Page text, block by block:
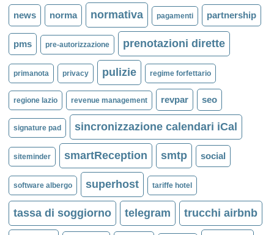
news norma normativa pagamenti partnership
pms pre-autorizzazione prenotazioni dirette
primanota privacy pulizie regime forfettario
regione lazio revenue management revpar seo
signature pad sincronizzazione calendari iCal
siteminder smartReception smtp social
software albergo superhost tariffe hotel
tassa di soggiorno telegram trucchi airbnb